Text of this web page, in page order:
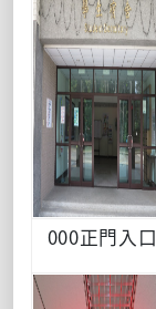
000正門入口